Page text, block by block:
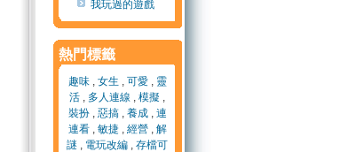
我玩過的遊戲
熱門標籤
趣味, 女生 , 可愛, 靈
活 , 多人連線 , 模擬 ,
裝扮, 惡搞, 養成, 連
連看, 敏捷, 經營, 解
謎 , 電玩改編 , 存檔可